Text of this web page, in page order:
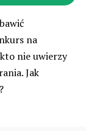
na
nie uwierzy
Jak